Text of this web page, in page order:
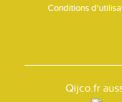
Conditions
Qijco.fr